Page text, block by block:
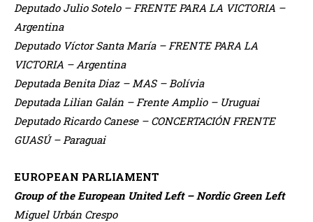
Deputado Julio Sotelo – FRENTE PARA LA VICTORIA –
Argentina
Deputado Víctor Santa María – FRENTE PARA LA
VICTORIA – Argentina
Deputada Benita Diaz – MAS – Bolívia
Deputada Lilian Galán – Frente Amplio – Uruguai
Deputado Ricardo Canese – CONCERTACIÓN FRENTE
GUASÚ – Paraguai
EUROPEAN PARLIAMENT
Group of the European United Left – Nordic Green Left
Miguel Urbán Crespo